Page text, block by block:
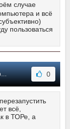
случае
и всё
пользоваться
0
всё,
в ТОРе, а